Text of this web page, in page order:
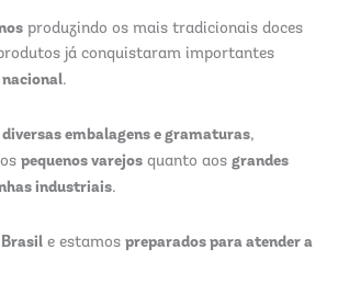
produzindo os mais tradicionais doces
já conquistaram importantes
.
diversas embalagens e gramaturas,
pequenos varejos quanto aos grandes
industriais.
e estamos preparados para atender a